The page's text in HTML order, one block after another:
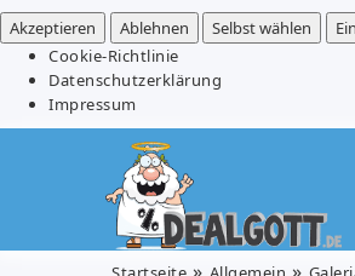
Akzeptieren
Ablehnen Selbst wählen
Cookie-Richtlinie
Datenschutzerklärung
Impressum